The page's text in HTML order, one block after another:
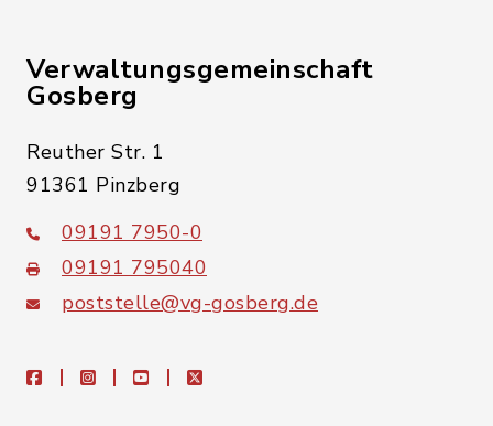
Verwaltungsgemeinschaft
Gosberg
Reuther Str. 1
91361 Pinzberg
09191 7950-0
09191 795040
poststelle@vg-gosberg.de
facebookinstagramyoutubeX